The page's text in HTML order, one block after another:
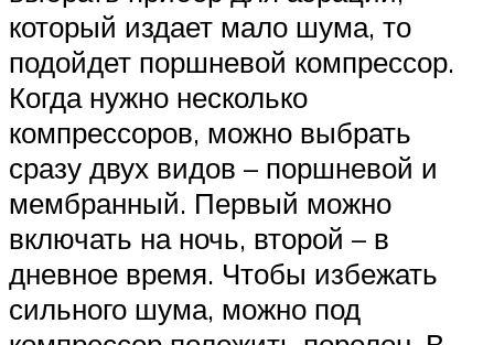
который издает мало шума, то
подойдет поршневой компрессор.
Когда нужно несколько
компрессоров, можно выбрать
сразу двух видов – поршневой и
мембранный. Первый можно
включать на ночь, второй – в
дневное время. Чтобы избежать
сильного шума, можно под